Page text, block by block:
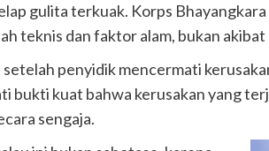
gulita terkuak. Korps
teknis dan faktor alam, bukan akibat
penyidik mencermati
bukti kuat bahwa kerusakan yang
sengaja.